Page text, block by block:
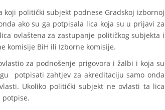
politički subjekt podnese Gradskoj izbornoj
ako su ga potpisala lica koja su u prijavi za
ovlaštena za zastupanje političkog subjekta i
komisije BiH ili Izborne komisije.
za podnošenje prigovora i žalbi i koja su
potpisati zahtjev za akreditaciju samo onda
Ukoliko politički subjekt ne ovlasti ta lica